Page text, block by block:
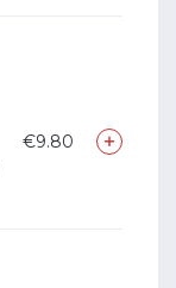
€9.80